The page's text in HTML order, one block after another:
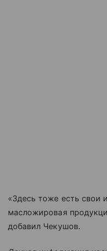
«Здесь тоже есть свои
масложировая
добавил Чекушов.